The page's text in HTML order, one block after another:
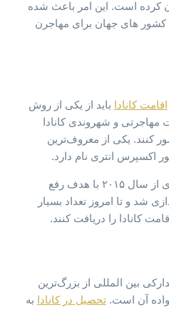
کرده است. این امر باعث شده
کشور های جهان برای مهاجرن
اقامت کانادا
باید از یکی از روش
مهاجرتی و شهروندی کانادا
کنند. یکی از معروف‌ترین
اکسپرس انتری نام دارد.
برنامه مهاجرتی اکسپرس انتری از سال ۲۰۱۵ با هدف رفع
شد و تا امروز تعداد بسیار
کانادا را دریافت کنند.
بین المللی از بزرگ‌ترین
آن است.تحصیل در کانادا
به